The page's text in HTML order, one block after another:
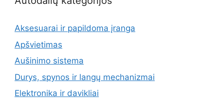
Aksesuarai ir papildoma įranga
Apšvietimas
Aušinimo sistema
Durys, spynos ir langų mechanizmai
Elektronika ir davikliai